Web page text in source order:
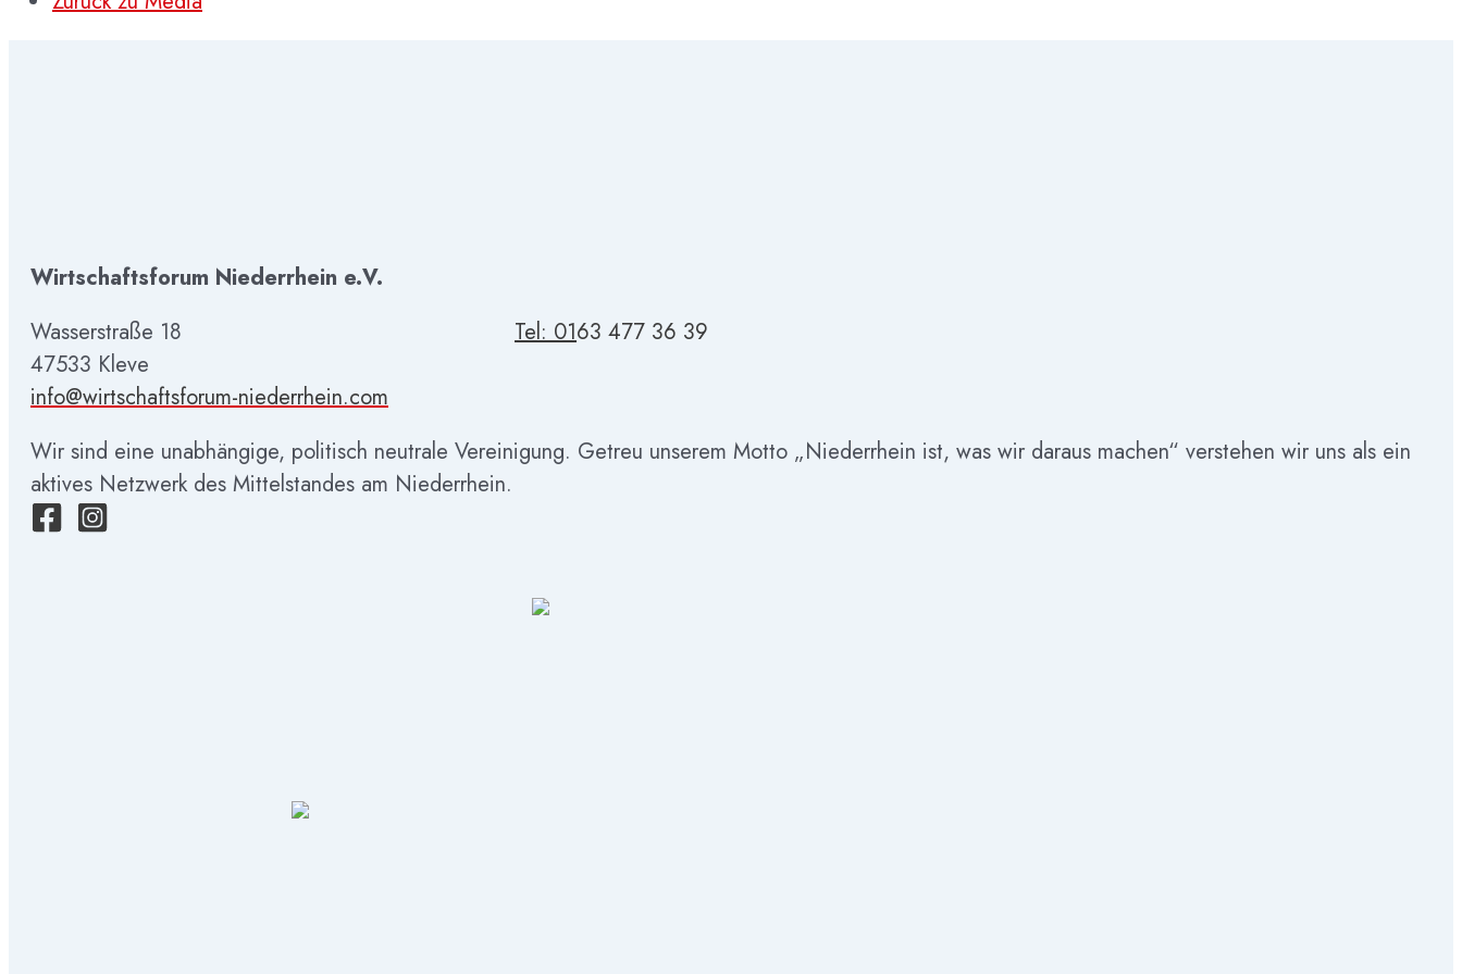
Wirtschaftsforum Niederrhein e.V.
Wasserstraße 18
47533 Kleve
Tel: 0163 477 36 39
info@wirtschaftsforum-niederrhein.com
Wir sind eine unabhängige, politisch neutrale Vereinigung. Getreu unserem Motto „Niederrhein ist, was wir daraus machen“ verstehen wir uns als ein
aktives Netzwerk des Mittelstandes am Niederrhein.